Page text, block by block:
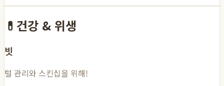
💊 건강 & 위생
빗
털 관리와 스킨십을 위해!